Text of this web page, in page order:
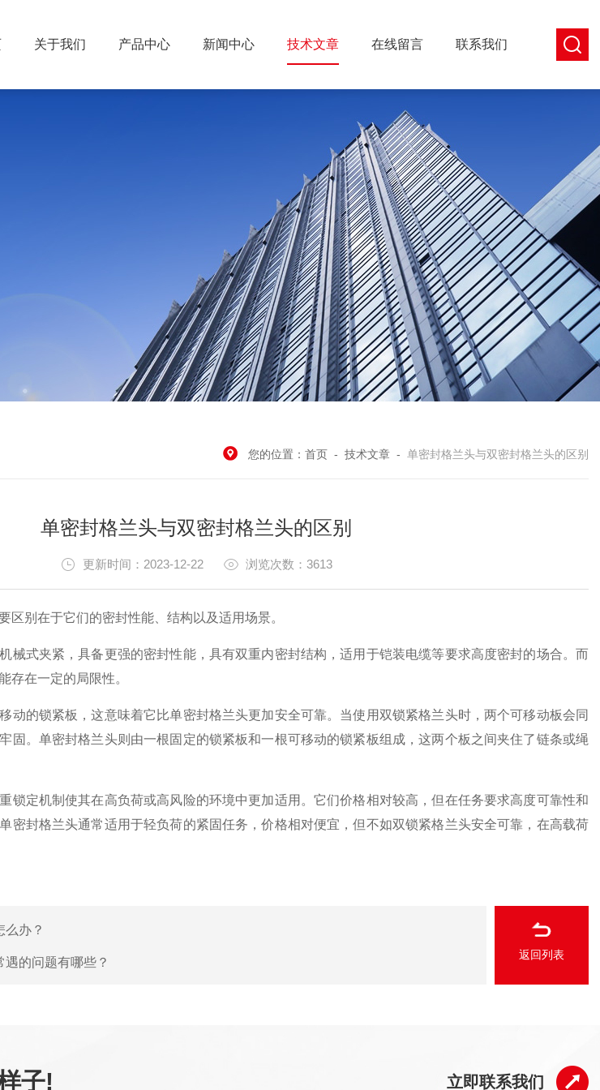
关于我们 产品中心 新闻中心 技术文章 在线留言 联系我们
您的位置： 首页 - 技术文章 - 单密封格兰头与双密封格兰头的区别
单密封格兰头与双密封格兰头的区别
更新时间：2023-12-22 浏览次数：3613
区别在于它们的密封性能、结构以及适用场景。
械式夹紧，具备更强的密封性能，具有双重内密封结构，适用于铠装电缆等要求高度密封的场合。而
存在一定的局限性。
动的锁紧板，这意味着它比单密封格兰头更加安全可靠。当使用双锁紧格兰头时，两个可移动板会同
固。单密封格兰头则由一根固定的锁紧板和一根可移动的锁紧板组成，这两个板之间夹住了链条或绳
锁定机制使其在高负荷或高风险的环境中更加适用。它们价格相对较高，但在任务要求高度可靠性和
密封格兰头通常适用于轻负荷的紧固任务，价格相对便宜，但不如双锁紧格兰头安全可靠，在高载荷
么办？
的问题有哪些？
返回列表
子! 立即联系我们